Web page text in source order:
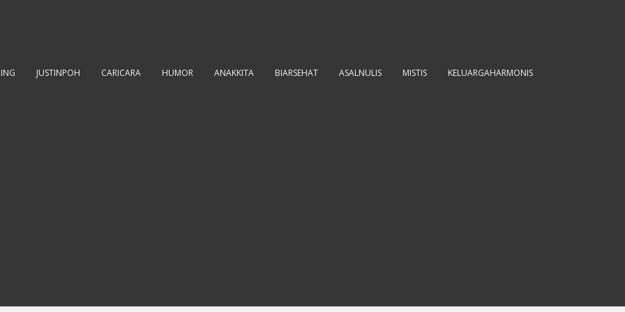
JUSTINPOH CARICARA HUMOR ANAKKITA BIARSEHAT ASALNULIS MISTIS KELUARGAHARMONIS